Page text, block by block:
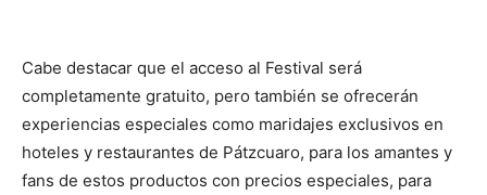
Cabe destacar que el acceso al Festival será
completamente gratuito, pero también se ofrecerán
experiencias especiales como maridajes exclusivos en
hoteles y restaurantes de Pátzcuaro, para los amantes y
fans de estos productos con precios especiales, para